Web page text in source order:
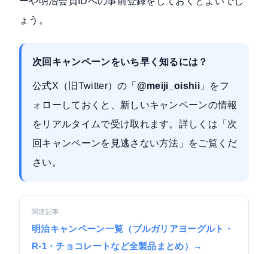
ょう。
次回キャンペーンをいち早く知るには？
公式X（旧Twitter）の「 @meiji_oishii」をフ
ォローしておくと、新しいキャンペーンの情報
をリアルタイムで受け取れます。詳しくは 「次
回キャンペーンを見逃さない方法」
をご覧くだ
さい。
関連記事
明治キャンペーン一覧（ブルガリアヨーグルト・
R-1・チョコレートなど全製品まとめ）→